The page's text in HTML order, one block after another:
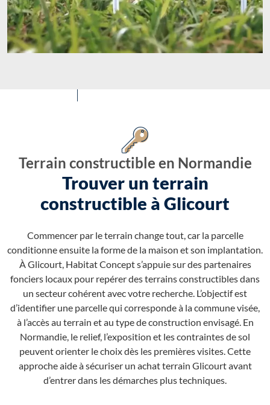
Terrain constructible en Normandie
Trouver un terrain
constructible à Glicourt
Commencer par le terrain change tout, car la parcelle
conditionne ensuite la forme de la maison et son implantation.
À Glicourt, Habitat Concept s’appuie sur des partenaires
fonciers locaux pour repérer des terrains constructibles dans
un secteur cohérent avec votre recherche. L’objectif est
d’identifier une parcelle qui corresponde à la commune visée,
à l’accès au terrain et au type de construction envisagé. En
Normandie, le relief, l’exposition et les contraintes de sol
peuvent orienter le choix dès les premières visites. Cette
approche aide à sécuriser un achat terrain Glicourt avant
d’entrer dans les démarches plus techniques.